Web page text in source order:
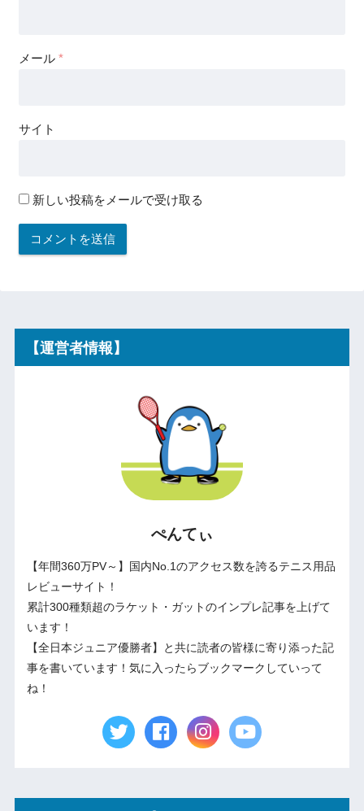
メール *
サイト
新しい投稿をメールで受け取る
【運営者情報】
ぺんてぃ
【年間360万PV～】国内No.1のアクセス数を誇るテニス用品
レビューサイト！
累計300種類超のラケット・ガットのインプレ記事を上げて
います！
【全日本ジュニア優勝者】と共に読者の皆様に寄り添った記
事を書いています！気に入ったらブックマークしていって
ね！